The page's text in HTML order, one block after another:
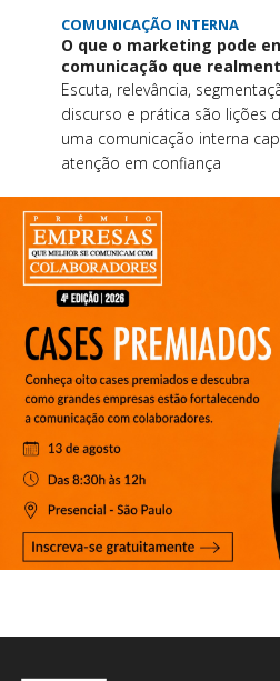
COMUNICAÇÃO INTERNA
O que o marketing pode
comunicação que
Escuta, relevância,
discurso e prática são lições
uma comunicação interna
atenção em confiança